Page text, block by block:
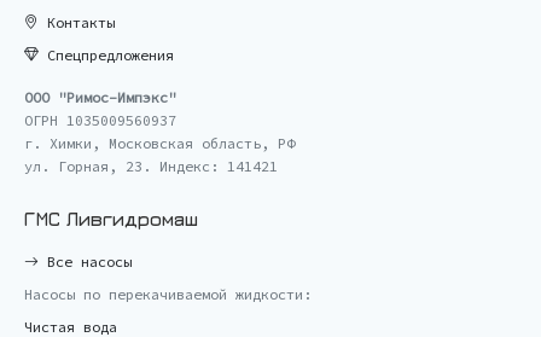
Контакты
Спецпредложения
ООО "Римос-Импэкс"
ОГРН 1035009560937
г. Химки, Московская область, РФ
ул. Горная, 23. Индекс: 141421
ГМС Ливгидромаш
Все насосы
Насосы по перекачиваемой жидкости:
Чистая вода